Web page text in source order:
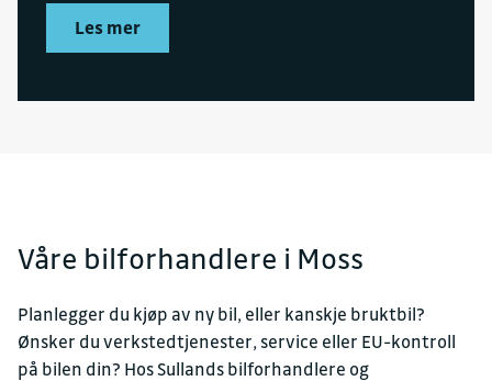
Les mer
Våre bilforhandlere i Moss
Planlegger du kjøp av ny bil, eller kanskje bruktbil?
Ønsker du verkstedtjenester, service eller EU-kontroll
på bilen din? Hos Sullands bilforhandlere og